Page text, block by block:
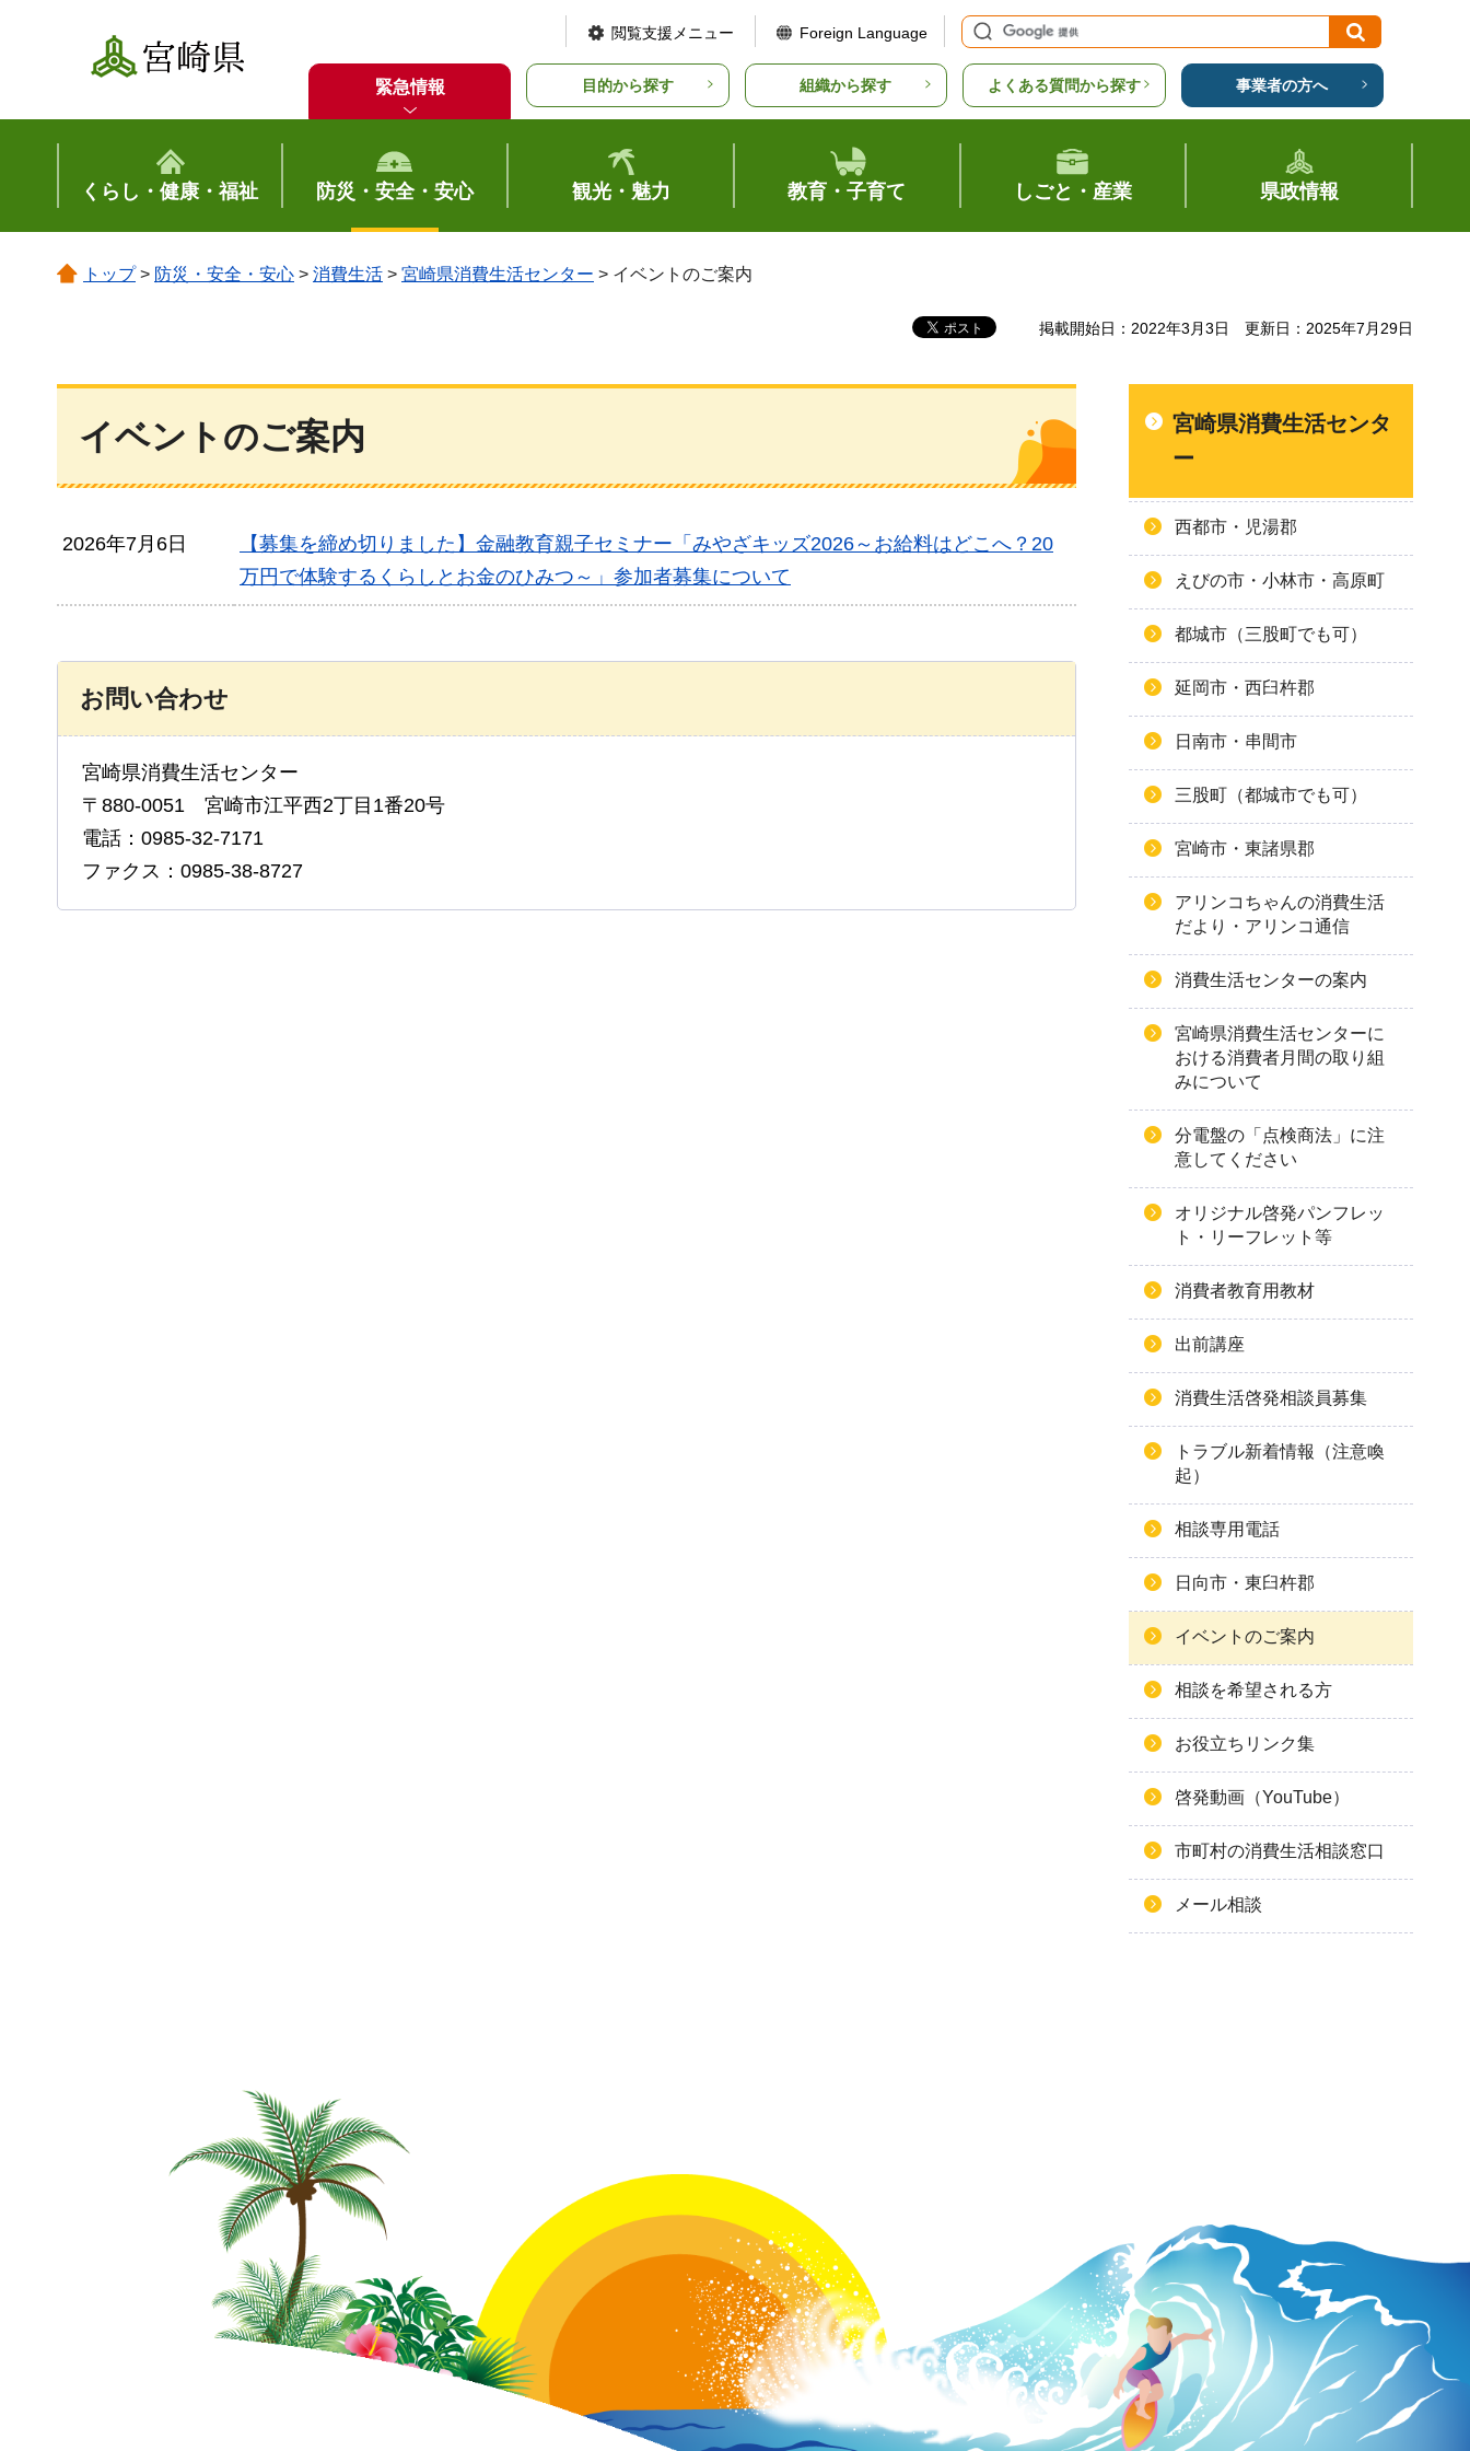
宮崎県
閲覧支援メニュー Foreign Language
緊急情報 目的から探す 組織から探す よくある質問から探す 事業者の方へ
くらし・健康・福祉 防災・安全・安心 観光・魅力 教育・子育て しごと・産業 県政情報
トップ> 防災・安全・安心 > 消費生活 > 宮崎県消費生活センター > イベントのご案内
掲載開始日：2022年3月3日 更新日：2025年7月29日
イベントのご案内
2026年7月6日
【募集を締め切りました】金融教育親子セミナー「みやざキッズ2026～お給料はどこへ？20
万円で体験するくらしとお金のひみつ～」参加者募集について
お問い合わせ
宮崎県消費生活センター
〒880-0051 宮崎市江平西2丁目1番20号
電話：0985-32-7171
ファクス：0985-38-8727
宮崎県消費生活センタ
ー
西都市・児湯郡
えびの市・小林市・高原町
都城市（三股町でも可）
延岡市・西臼杵郡
日南市・串間市
三股町（都城市でも可）
宮崎市・東諸県郡
アリンコちゃんの消費生活
だより・アリンコ通信
消費生活センターの案内
宮崎県消費生活センターに
おける消費者月間の取り組
みについて
分電盤の「点検商法」に注
意してください
オリジナル啓発パンフレッ
ト・リーフレット等
消費者教育用教材
出前講座
消費生活啓発相談員募集
トラブル新着情報（注意喚
起）
相談専用電話
日向市・東臼杵郡
イベントのご案内
相談を希望される方
お役立ちリンク集
啓発動画（YouTube）
市町村の消費生活相談窓口
メール相談